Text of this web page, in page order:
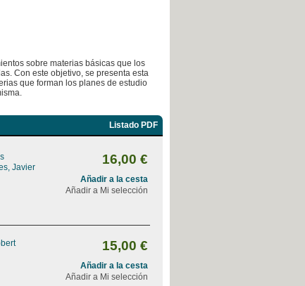
sobre materias básicas que los
Con este objetivo, se presenta esta
que forman los planes de estudio
Listado PDF
Javier
16,00 €
Añadir a la cesta
Añadir a Mi selección
15,00 €
Añadir a la cesta
Añadir a Mi selección